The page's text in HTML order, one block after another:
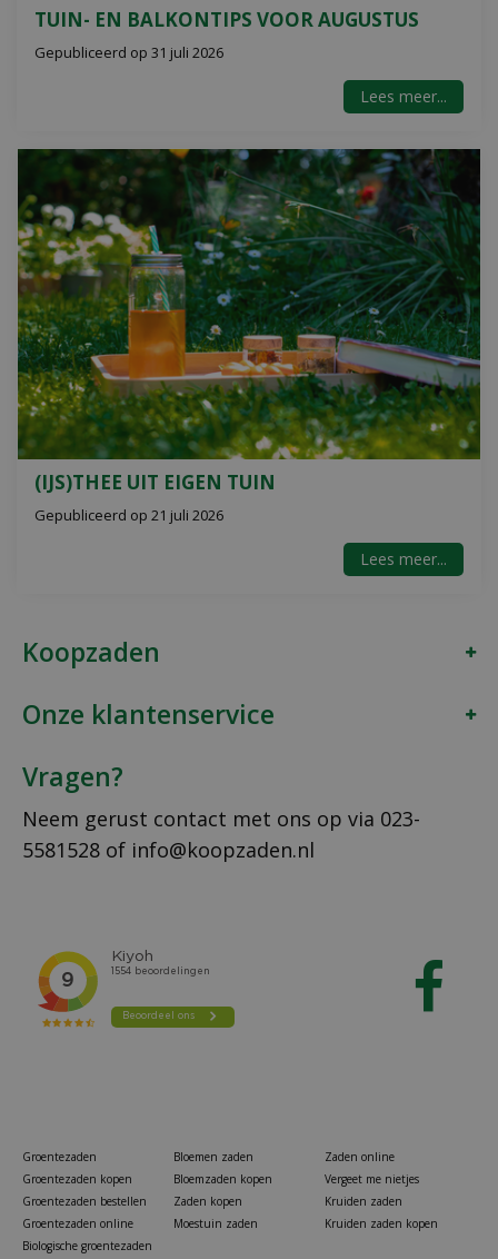
TUIN- EN BALKONTIPS VOOR AUGUSTUS
Gepubliceerd op 31 juli 2026
Lees meer...
(IJS)THEE UIT EIGEN TUIN
Gepubliceerd op 21 juli 2026
Lees meer...
Koopzaden
Onze klantenservice
Vragen?
Neem gerust contact met ons op via 023-
5581528 of info@koopzaden.nl
Groentezaden
Groentezaden kopen
Groentezaden bestellen
Groentezaden online
Biologische groentezaden
Bloemen zaden
Bloemzaden kopen
Zaden kopen
Moestuin zaden
Zaden online
Vergeet me nietjes
Kruiden zaden
Kruiden zaden kopen